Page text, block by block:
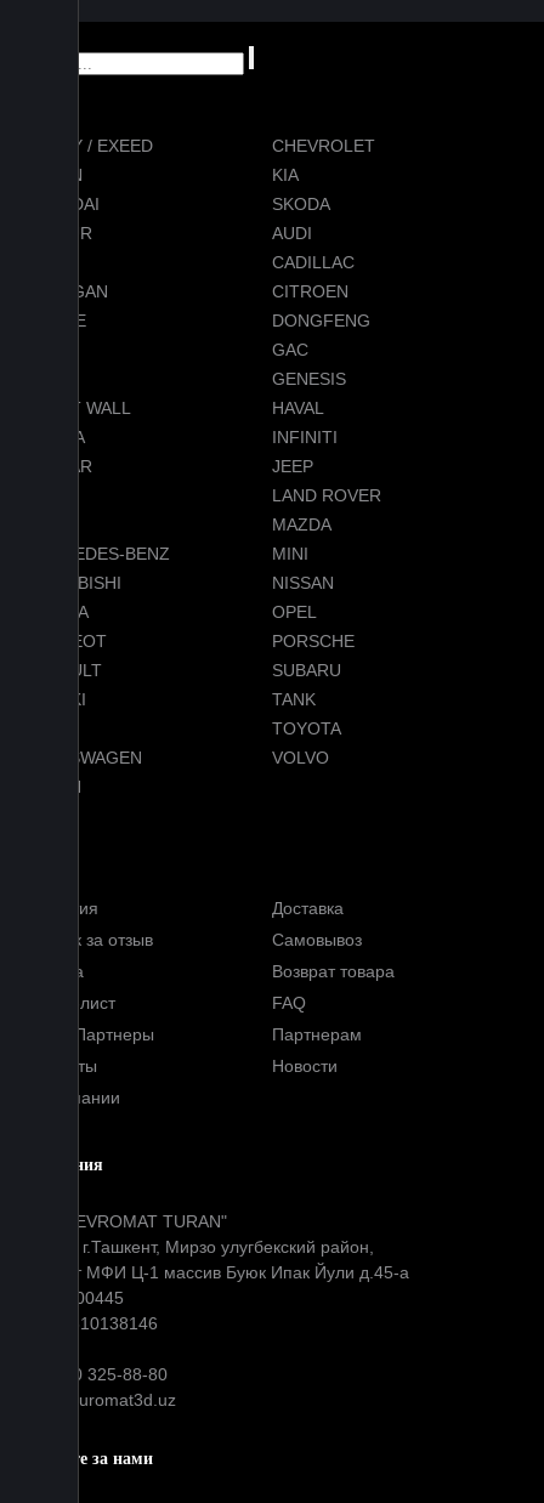
CHERY / EXEED
CHEVROLET
RAVON
KIA
HYUNDAI
SKODA
JETOUR
AUDI
CADILLAC
CHANGAN
CITROEN
DODGE
DONGFENG
GAC
GENESIS
GREAT WALL
HAVAL
HONDA
INFINITI
JAGUAR
JEEP
LAND ROVER
MAZDA
MERCEDES-BENZ
MINI
MITSUBISHI
NISSAN
OMODA
OPEL
PEUGEOT
PORSCHE
RENAULT
SUBARU
SUZUKI
TANK
TOYOTA
VOLKSWAGEN
VOLVO
VOYAH
Гарантия
Доставка
Кэшбэк за отзыв
Самовывоз
Оплата
Возврат товара
Прайс-лист
FAQ
Наши Партнеры
Партнерам
Контакты
Новости
О компании
Компания
ООО "EVROMAT TURAN"
Адрес: г.Ташкент, Мирзо улугбекский район,
Окибат МФИ Ц-1 массив Буюк Ипак Йули д.45-а
МФО: 00445
ИНН: 310138146
+99890 325-88-80
info@euromat3d.uz
Следите за нами